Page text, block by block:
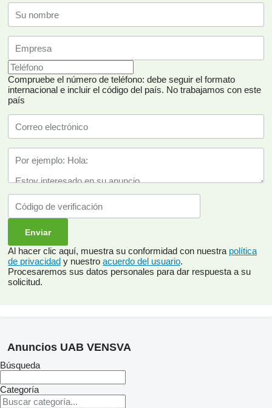
Compruebe el número de teléfono: debe seguir el formato
internacional e incluir el código del país. No trabajamos con este
país
Al hacer clic aquí, muestra su conformidad con nuestra política
de privacidad y nuestro acuerdo del usuario.
Procesaremos sus datos personales para dar respuesta a su
solicitud.
Anuncios UAB VENSVA
Búsqueda
Categoría